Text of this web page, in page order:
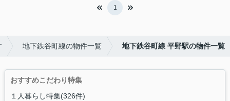
1
地下鉄谷町線の物件一覧 地下鉄谷町線 平野駅の物件一覧
おすすめこだわり特集
１人暮らし特集(326件)